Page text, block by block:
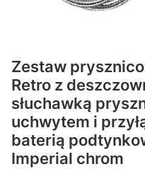
Zestaw
Retro z
słuchawką
uchwytem i
baterią
Imperial chrom